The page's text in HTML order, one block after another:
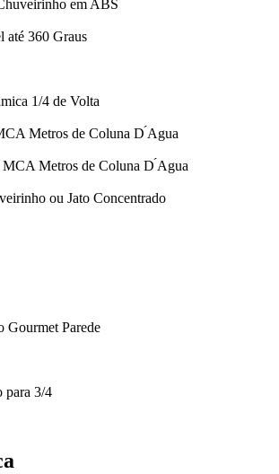
em ABS
até 360 Graus
1/4 de Volta
Metros de Coluna D ́Agua
MCA Metros de Coluna D ́Agua
ou Jato Concentrado
Gourmet Parede
para 3/4